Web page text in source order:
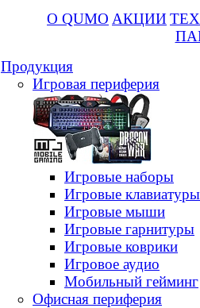
О QUMO АКЦИИ
Продукция
Игровая периферия
Игровые наборы
Игровые клавиатуры
Игровые мыши
Игровые гарнитуры
Игровые коврики
Игровое аудио
Мобильный гейминг
Офисная периферия